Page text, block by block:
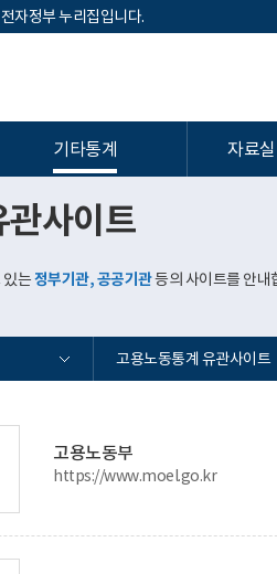
자정부 누리집입니다.
기타통계 자료
사이트
있는정부기관, 공공기관등의 사이트를 안내
고용노동통계 유관사이트
고용노동부
https://www.moel.go.kr